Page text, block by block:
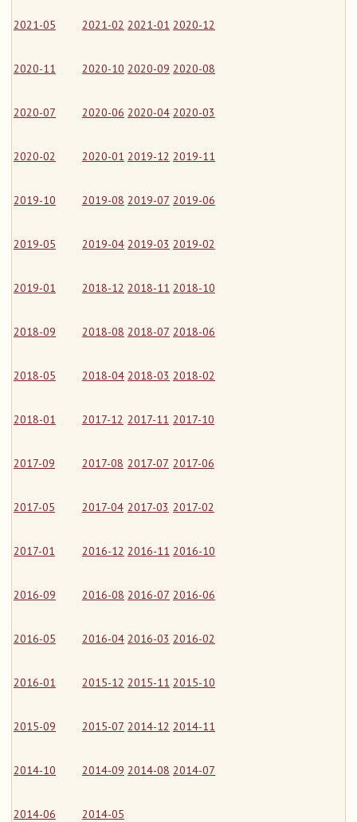
2021-05 2021-02 2021-01 2020-12
2020-11 2020-10 2020-09 2020-08
2020-07 2020-06 2020-04 2020-03
2020-02 2020-01 2019-12 2019-11
2019-10 2019-08 2019-07 2019-06
2019-05 2019-04 2019-03 2019-02
2019-01 2018-12 2018-11 2018-10
2018-09 2018-08 2018-07 2018-06
2018-05 2018-04 2018-03 2018-02
2018-01 2017-12 2017-11 2017-10
2017-09 2017-08 2017-07 2017-06
2017-05 2017-04 2017-03 2017-02
2017-01 2016-12 2016-11 2016-10
2016-09 2016-08 2016-07 2016-06
2016-05 2016-04 2016-03 2016-02
2016-01 2015-12 2015-11 2015-10
2015-09 2015-07 2014-12 2014-11
2014-10 2014-09 2014-08 2014-07
2014-06 2014-05